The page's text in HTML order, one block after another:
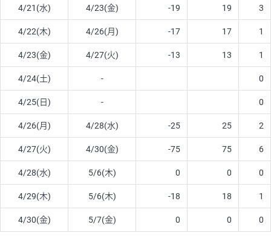
4/21(水) 4/23(金) -19 19 3
4/22(木) 4/26(月) -17 17 1
4/23(金) 4/27(火) -13 13 1
4/24(土) - 0
4/25(日) - 0
4/26(月) 4/28(水) -25 25 2
4/27(火) 4/30(金) -75 75 6
4/28(水) 5/6(木) 0 0 0
4/29(木) 5/6(木) -18 18 1
4/30(金) 5/7(金) 0 0 0